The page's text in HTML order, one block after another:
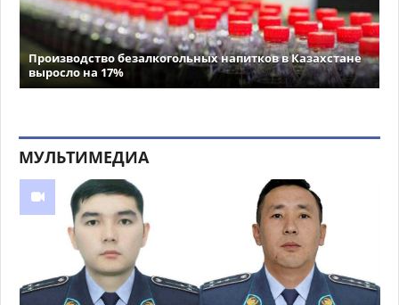
Производство безалкогольных напитков в Казахстане
выросло на 17%
МУЛЬТИМЕДИА